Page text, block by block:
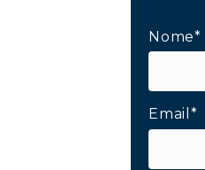
Nome*
Email*